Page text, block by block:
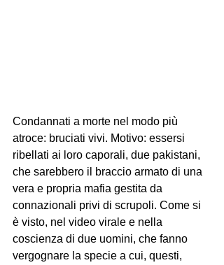
Condannati a morte nel modo più
atroce: bruciati vivi. Motivo: essersi
ribellati ai loro caporali, due pakistani,
che sarebbero il braccio armato di una
vera e propria mafia gestita da
connazionali privi di scrupoli. Come si
è visto, nel video virale e nella
coscienza di due uomini, che fanno
vergognare la specie a cui, questi,